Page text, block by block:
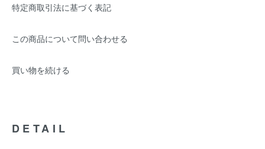
特定商取引法に基づく表記
この商品について問い合わせる
買い物を続ける
DETAIL